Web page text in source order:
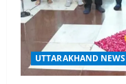
o
n
UTTARAKHAND NEWS